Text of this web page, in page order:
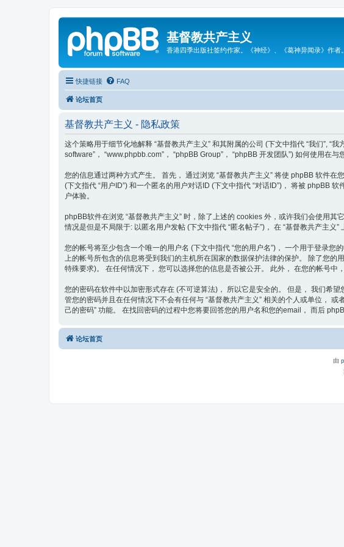
基督教共产主义
香港四季出版社签约作家。《神经》、《葛神异闻录》作者
快捷链接 FAQ
论坛首页
基督教共产主义 - 隐私政策
这个策略用于细节化地解释 “基督教共产主义” 和其附属的公司 (下文中指代 “我们”, “我
software”， “www.phpbb.com”， “phpBB Group”， “phpBB 开发团队”) 如何使用在
您的信息通过两种方式产生。 首先， 通过浏览 “基督教共产主义” 将使 phpBB 软件
(下文指代 “用户ID”) 和一个匿名的用户对话ID (下文中指代 “对话ID”)， 将被 phpBB
户体验。
phpBB软件在浏览 “基督教共产主义” 时，除了上述的 cookies 外，或许我们会使用
情况是但是不局限于: 以匿名用户发帖 (下文中指代 “匿名帖子”)， 在 “基督教共产主义
您的帐号将至少包含一个唯一的用户名 (下文中指代 “您的用户名”)， 一个用于登录您
上的帐号所包含的信息将受到我们的主机所在国家的数据保护法律的保护。 除了您
特殊要求)。 在任何情况下， 您可以选择您的信息是否被公开。 此外， 在您的帐号中
您的密码在软件中以加密形式存在 (不可逆算法)， 所以它是安全的。 但是， 我们希
管您的密码并且在任何情况下不会有任何与 “基督教共产主义” 相关的个人或单位，
己的密码” 功能。 在找回密码的过程中您将要回答您的用户名和您的email， 而后
论坛首页
由